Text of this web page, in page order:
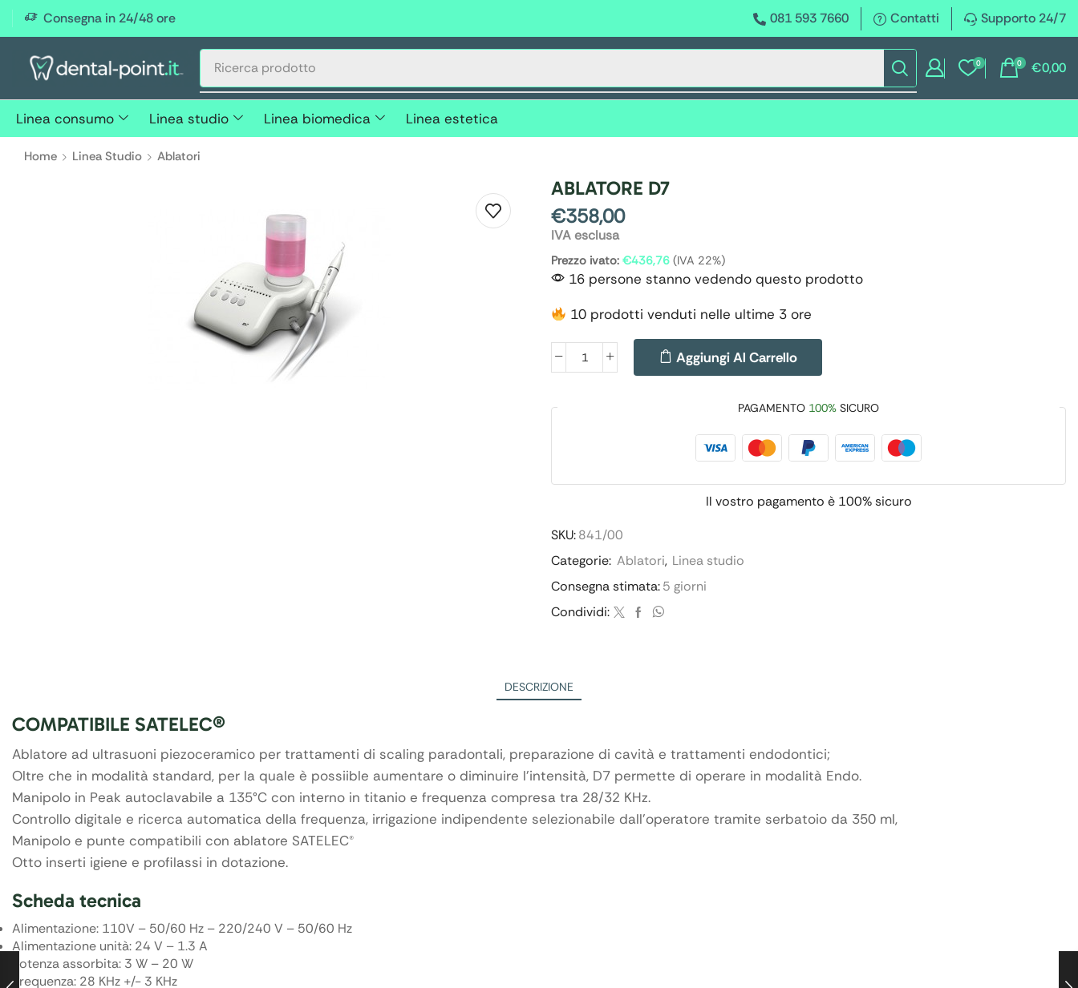
Consegna in 24/48 ore 081 593 7660 Contatti Supporto 24/7
0 0 €0,00
Linea consumo Linea studio Linea biomedica Linea estetica
Home Linea Studio Ablatori
ABLATORE D7
€358,00
IVA esclusa
Prezzo ivato: €436,76 (IVA 22%)
16 persone stanno vedendo questo prodotto
10 prodotti venduti nelle ultime 3 ore
Aggiungi Al Carrello
PAGAMENTO 100% SICURO
Il vostro pagamento è 100% sicuro
SKU:841/00
Categorie: Ablatori, Linea studio
Consegna stimata:5 giorni
Condividi:
DESCRIZIONE
COMPATIBILE SATELEC®
Ablatore ad ultrasuoni piezoceramico per trattamenti di scaling paradontali, preparazione di cavità e trattamenti endodontici;
Oltre che in modalità standard, per la quale è possiible aumentare o diminuire l’intensità, D7 permette di operare in modalità Endo.
Manipolo in Peak autoclavabile a 135°C con interno in titanio e frequenza compresa tra 28/32 KHz.
Controllo digitale e ricerca automatica della frequenza, irrigazione indipendente selezionabile dall’operatore tramite serbatoio da 350 ml,
Manipolo e punte compatibili con ablatore SATELEC®
Otto inserti igiene e profilassi in dotazione.
Scheda tecnica
Alimentazione: 110V – 50/60 Hz – 220/240 V – 50/60 Hz
Alimentazione unità: 24 V – 1.3 A
Potenza assorbita: 3 W – 20 W
Frequenza: 28 KHz +/- 3 KHz